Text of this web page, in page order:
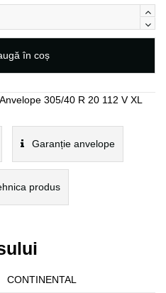
în coș
Anvelope 305/40 R 20 112 V XL
Garanție anvelope
produs
CONTINENTAL